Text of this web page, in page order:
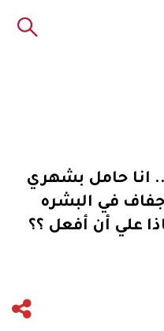
انا حامل بشهري
في البشره
علي أن أفعل ؟؟